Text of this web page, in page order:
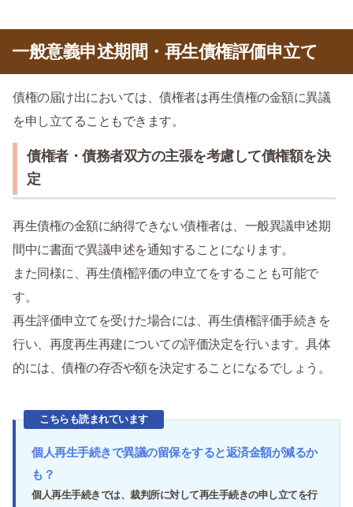
一般意義申述期間・再生債権評価申立て
債権の届け出においては、債権者は再生債権の金額に異議
を申し立てることもできます。
債権者・債務者双方の主張を考慮して債権額を決
定
再生債権の金額に納得できない債権者は、一般異議申述期
間中に書面で異議申述を通知することになります。
また同様に、再生債権評価の申立てをすることも可能で
す。
再生評価申立てを受けた場合には、再生債権評価手続きを
行い、再度再生再建についての評価決定を行います。具体
的には、債権の存否や額を決定することになるでしょう。
こちらも読まれています
個人再生手続きで異議の留保をすると返済金額が減るか
も？
個人再生手続きでは、裁判所に対して再生手続きの申し立てを行